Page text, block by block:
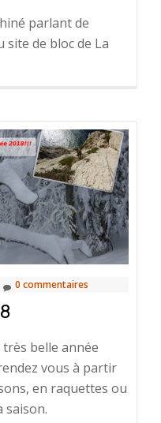
parlant de
site de bloc de La
0 commentaires
belle année
vous à partir
en raquettes ou
saison.